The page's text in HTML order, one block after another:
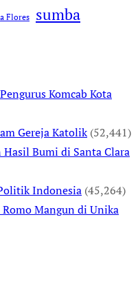
Flores sumba
Komcab Kota
Gereja Katolik (52,441)
Bumi di Santa Clara
Indonesia (45,264)
Mangun di Unika